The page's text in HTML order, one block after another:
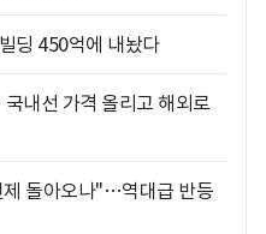
딩 450억에 내놨다
내선 가격 올리고 해외로
돌아오나"…역대급 반등